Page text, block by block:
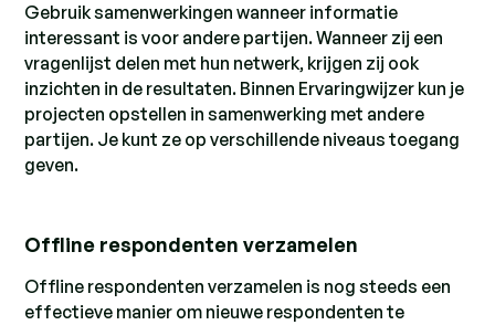
Gebruik samenwerkingen wanneer informatie
interessant is voor andere partijen. Wanneer zij een
vragenlijst delen met hun netwerk, krijgen zij ook
inzichten in de resultaten. Binnen Ervaringwijzer kun je
projecten opstellen in samenwerking met andere
partijen. Je kunt ze op verschillende niveaus toegang
geven.
Offline respondenten verzamelen
Offline respondenten verzamelen is nog steeds een
effectieve manier om nieuwe respondenten te